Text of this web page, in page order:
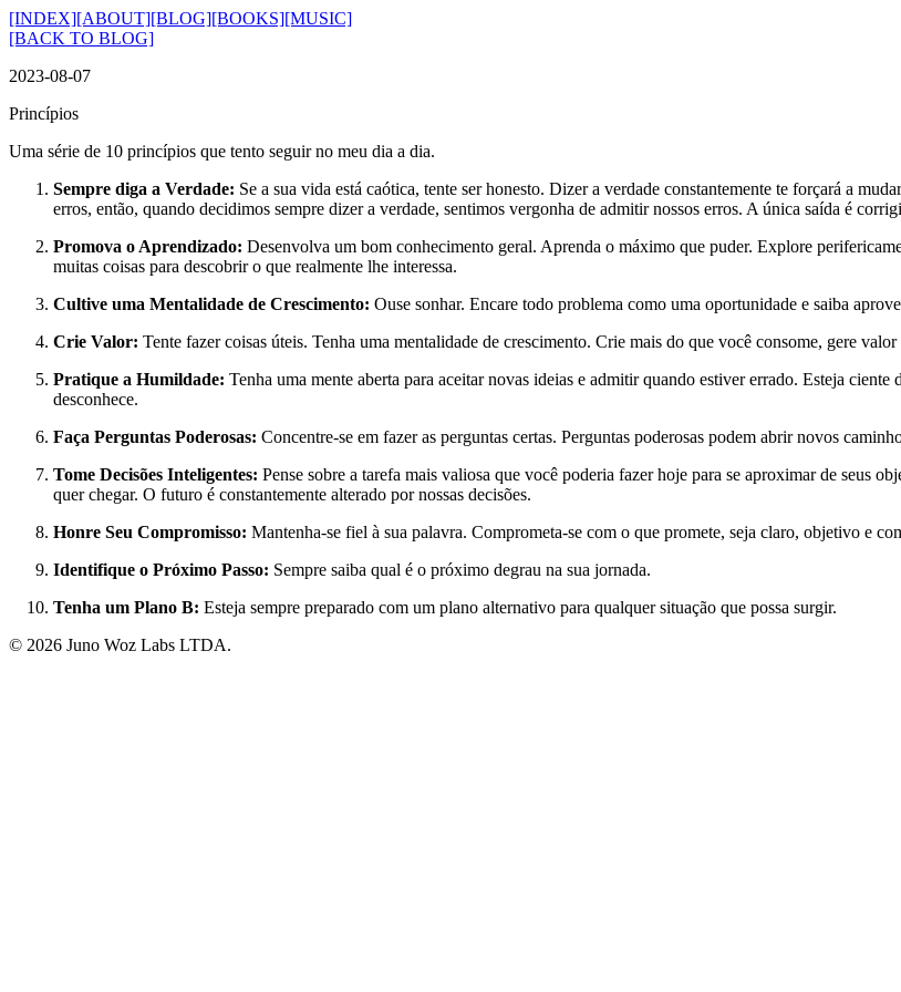
[INDEX][ABOUT][BLOG][BOOKS][MUSIC]
[BACK TO BLOG]
2023-08-07
Princípios
Uma série de 10 princípios que tento seguir no meu dia a dia.
Sempre diga a Verdade: Se a sua vida está caótica, tente ser honesto. Dizer a verdade constantemente te forçará a
erros, então, quando decidimos sempre dizer a verdade, sentimos vergonha de admitir nossos erros. A única saída é
Promova o Aprendizado: Desenvolva um bom conhecimento geral. Aprenda o máximo que puder. Explore
muitas coisas para descobrir o que realmente lhe interessa.
Cultive uma Mentalidade de Crescimento: Ouse sonhar. Encare todo problema como uma oportunidade e saiba
Crie Valor: Tente fazer coisas úteis. Tenha uma mentalidade de crescimento. Crie mais do que você consome, gere valor
Pratique a Humildade: Tenha uma mente aberta para aceitar novas ideias e admitir quando estiver errado. Esteja
desconhece.
Faça Perguntas Poderosas: Concentre-se em fazer as perguntas certas. Perguntas poderosas podem abrir novos
Tome Decisões Inteligentes: Pense sobre a tarefa mais valiosa que você poderia fazer hoje para se aproximar de seus
quer chegar. O futuro é constantemente alterado por nossas decisões.
Honre Seu Compromisso: Mantenha-se fiel à sua palavra. Comprometa-se com o que promete, seja claro, objetivo e
Identifique o Próximo Passo: Sempre saiba qual é o próximo degrau na sua jornada.
Tenha um Plano B: Esteja sempre preparado com um plano alternativo para qualquer situação que possa surgir.
© 2026 Juno Woz Labs LTDA.